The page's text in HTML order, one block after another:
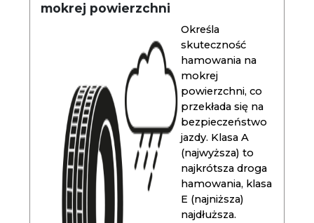
mokrej powierzchni
Określa
skuteczność
hamowania na
mokrej
powierzchni, co
przekłada się na
bezpieczeństwo
jazdy. Klasa A
(najwyższa) to
najkrótsza droga
hamowania, klasa
E (najniższa)
najdłuższa.